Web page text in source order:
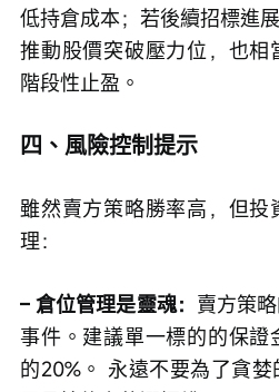
低持倉成本；若後續招標進
推動股價突破壓力位，也相
階段性止盈。
四、風險控制提示
雖然賣方策略勝率高，但
理：
– 倉位管理是靈魂： 賣方策
事件。建議單一標的的保
的20%。 永遠不要為了貪